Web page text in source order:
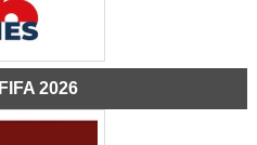
2026